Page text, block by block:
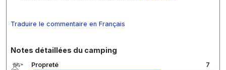
Traduire le commentaire en Français
Notes détaillées du camping
Propreté 7